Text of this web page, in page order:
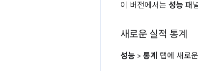
이 버전에서는 성능 패
새로운 실적 통계
성능 > 통계 탭에 새로